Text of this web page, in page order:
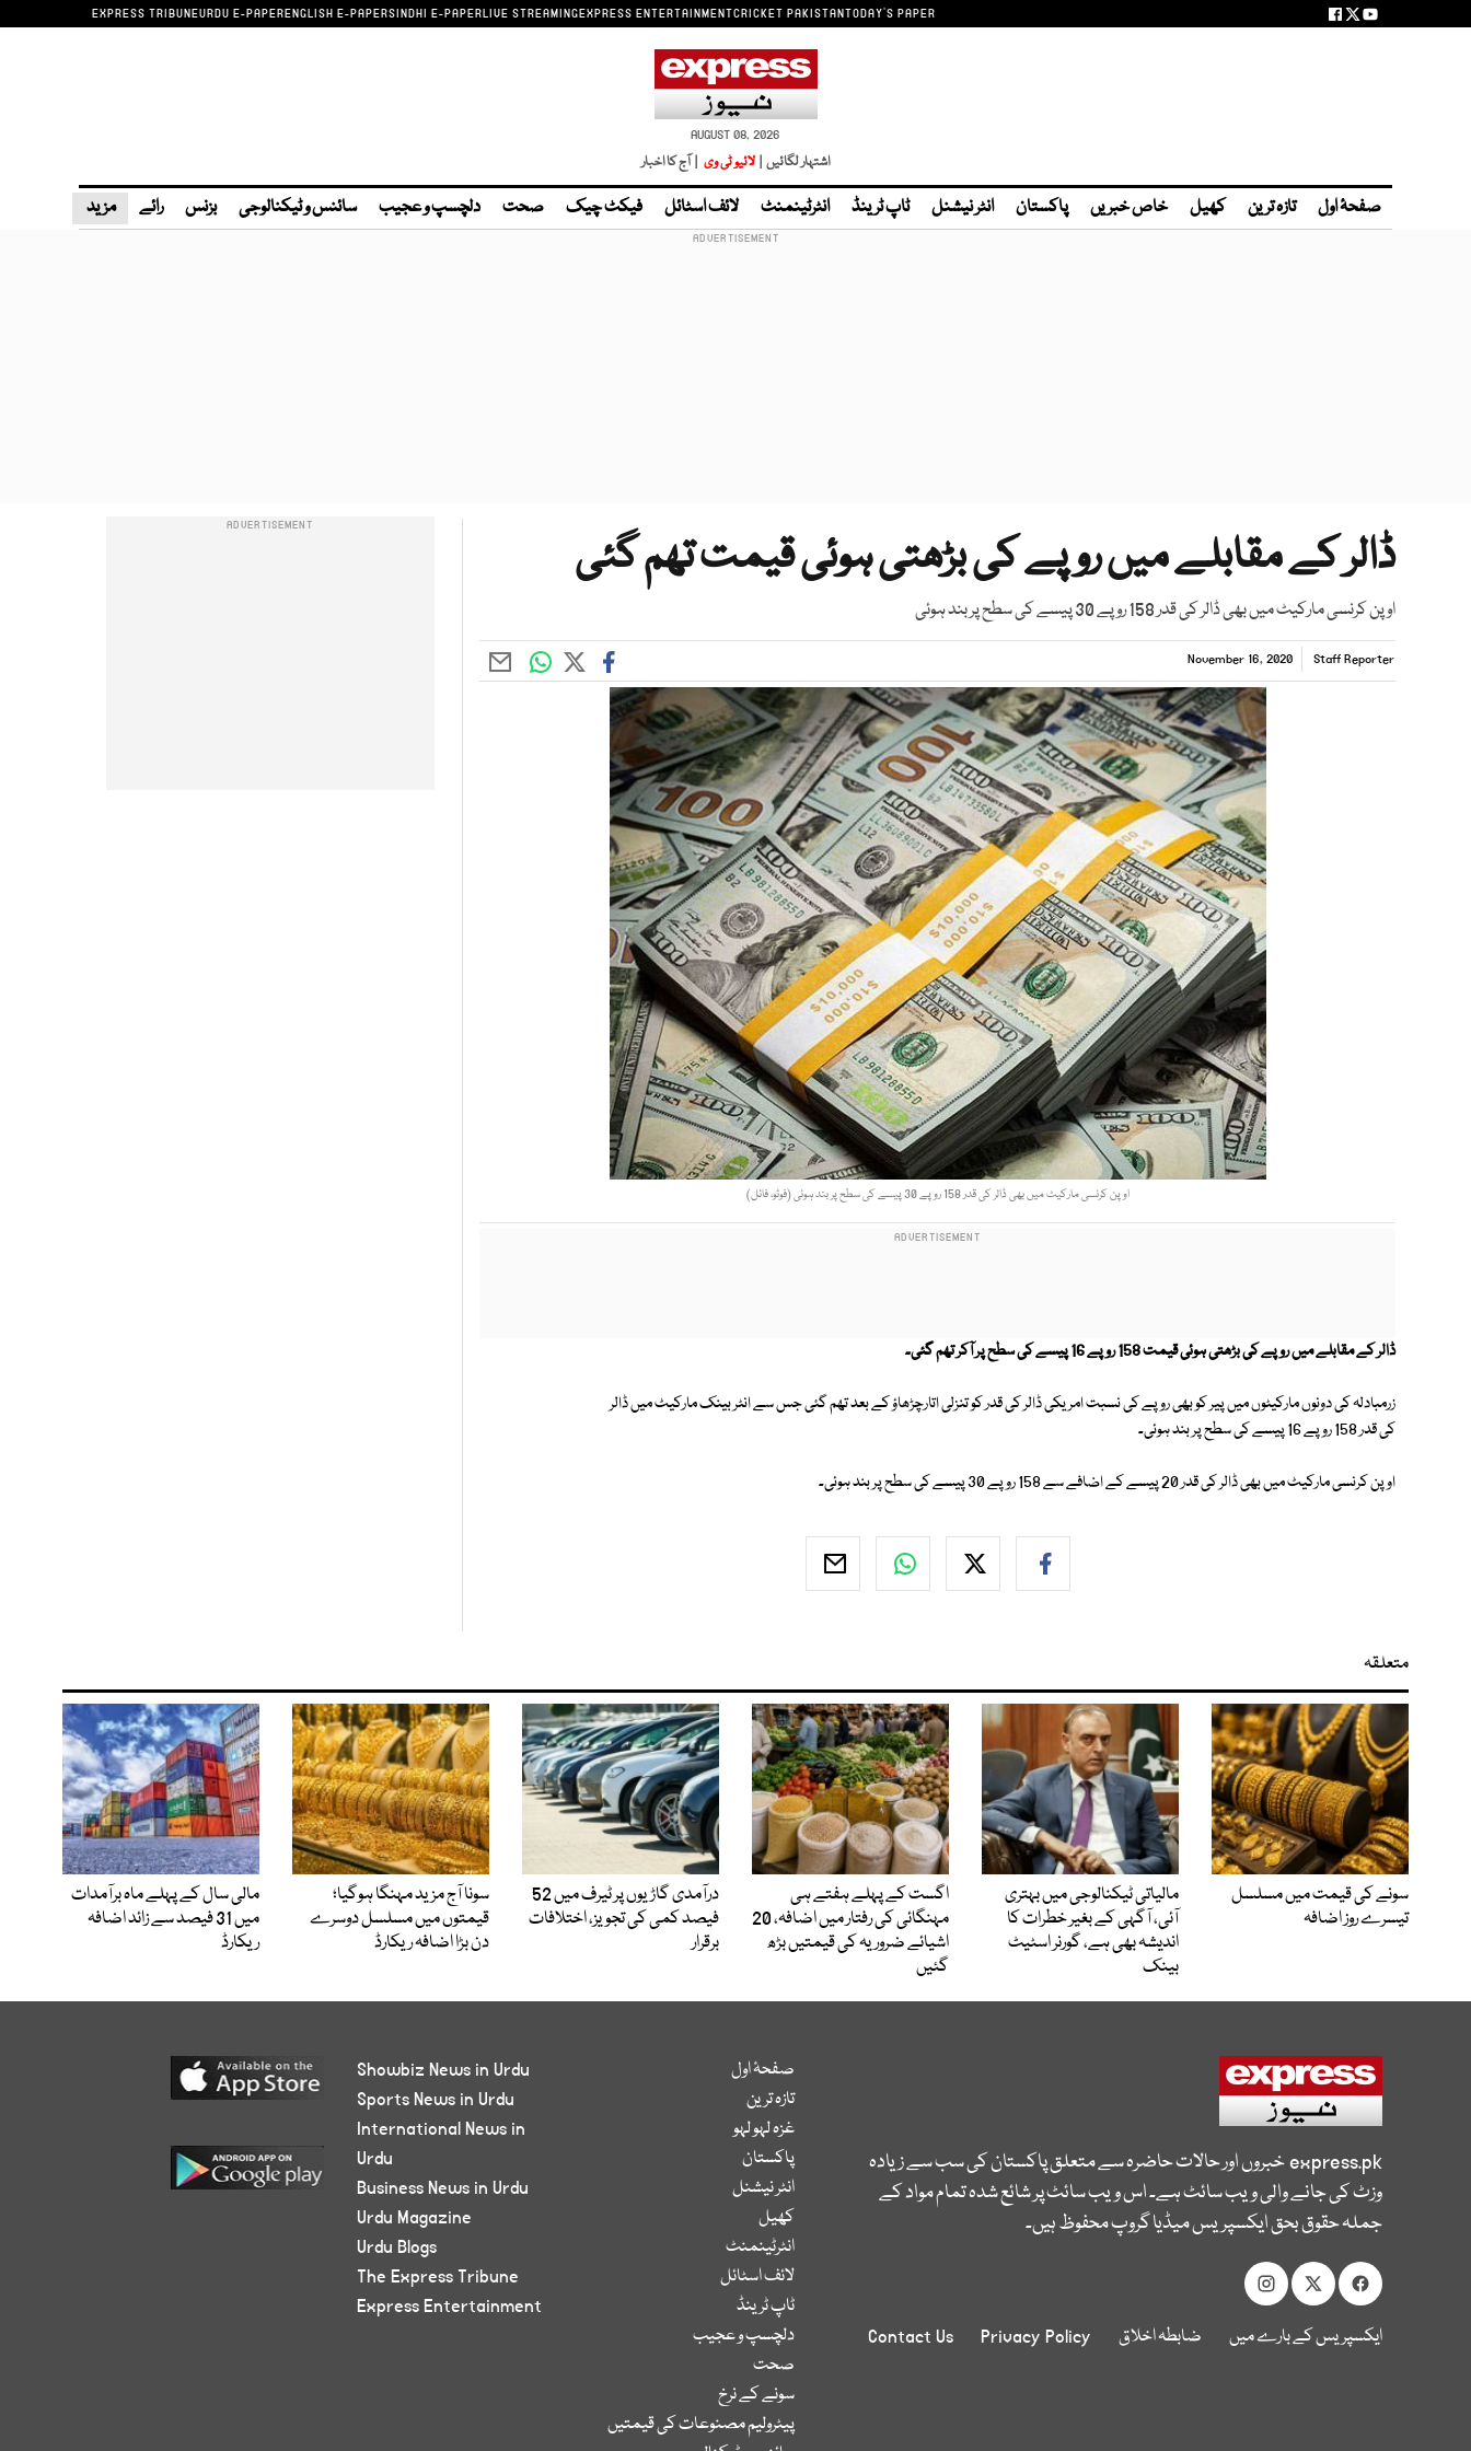
EXPRESS TRIBUNEURDU E-PAPERENGLISH E-PAPERSINDHI E-PAPERLIVE STREAMINGEXPRESS ENTERTAINMENTCRICKET PAKISTANTODAY'S PAPER
AUGUST 08, 2026
اشتہار لگائیں | لائیو ٹی وی | آج کا اخبار
صفحۂ اول تازہ ترین کھیل خاص خبریں پاکستان انٹر نیشنل ٹاپ ٹرینڈ انٹرٹینمنٹ لائف اسٹائل فیکٹ چیک صحت دلچسپ و عجیب سائنس و ٹیکنالوجی بزنس رائے مزید
ڈالر کے مقابلے میں روپے کی بڑھتی ہوئی قیمت تھم گئی
اوپن کرنسی مارکیٹ میں بھی ڈالر کی قدر 158 روپے 30 پیسے کی سطح پر بند ہوئی
Staff Reporter
November 16, 2020
اوپن کرنسی مارکیٹ میں بھی ڈالر کی قدر 158 روپے 30 پیسے کی سطح پر بند ہوئی (فوٹو، فائل)
ڈالر کے مقابلے میں روپے کی بڑھتی ہوئی قیمت 158 روپے 16 پیسے کی سطح پر آکر تھم گئی۔
زرمبادلہ کی دونوں مارکیٹوں میں پیر کو بھی روپے کی نسبت امریکی ڈالر کی قدر کو تنزلی اتارچڑھاؤ کے بعد تھم گئی جس سے انٹر بینک مارکیٹ میں ڈالر
کی قدر 158 روپے 16 پیسے کی سطح پر بند ہوئی۔
اوپن کرنسی مارکیٹ میں بھی ڈالر کی قدر 20 پیسے کے اضافے سے 158 روپے 30 پیسے کی سطح پر بند ہوئی۔
متعلقہ
سونے کی قیمت میں مسلسل
تیسرے روز اضافہ
مالیاتی ٹیکنالوجی میں بہتری
آئی، آگہی کے بغیر خطرات کا
اندیشہ بھی ہے، گورنر اسٹیٹ
بینک
اگست کے پہلے ہفتے ہی
مہنگائی کی رفتار میں اضافہ، 20
اشیائے ضروریہ کی قیمتیں بڑھ
گئیں
درآمدی گاڑیوں پر ٹیرف میں 52
فیصد کمی کی تجویز، اختلافات
برقرار
سونا آج مزید مہنگا ہوگیا؛
قیمتوں میں مسلسل دوسرے
دن بڑا اضافہ ریکارڈ
مالی سال کے پہلے ماہ برآمدات
میں 31 فیصد سے زائد اضافہ
ریکارڈ
express.pkخبروں اور حالات حاضرہ سے متعلق پاکستان کی سب سے زیادہ
وزٹ کی جانے والی ویب سائٹ ہے۔ اس ویب سائٹ پر شائع شدہ تمام مواد کے
جملہ حقوق بحق ایکسپریس میڈیا گروپ محفوظ ہیں۔
ایکسپریس کے بارے میں ضابطہ اخلاق Privacy Policy
Contact Us
صفحۂ اول
تازہ ترین
غزہ لہو لہو
پاکستان
انٹر نیشنل
کھیل
انٹرٹینمنٹ
لائف اسٹائل
ٹاپ ٹرینڈ
دلچسپ و عجیب
صحت
سونے کے نرخ
پیٹرولیم مصنوعات کی قیمتیں
Showbiz News in Urdu
Sports News in Urdu
International News in
Urdu
Business News in Urdu
Urdu Magazine
Urdu Blogs
The Express Tribune
Express Entertainment